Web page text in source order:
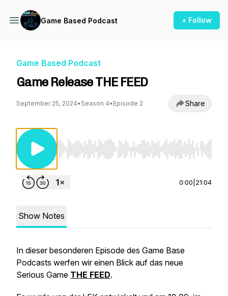
Game Based Podcast + Follow
Game Based Podcast
Game Release THE FEED
September 25, 2024• Season 4• Episode 2 Share
Use Left/Right to seek, Home/End to jump
0:00 21:04
Show Notes
In dieser besonderen Episode des Game Base
Podcasts werfen wir einen Blick auf das neue
Serious Game THE FEED.